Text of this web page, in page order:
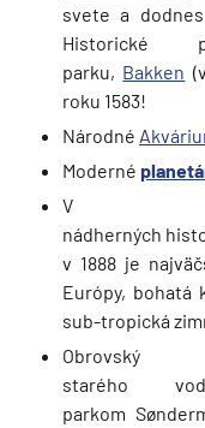
svete a
Historické
parku, Bakken
roku 1583!
Národné
Moderné
V
nádherných
v 1888 je
Európy, bohatá
sub-tropická
starého
parkom